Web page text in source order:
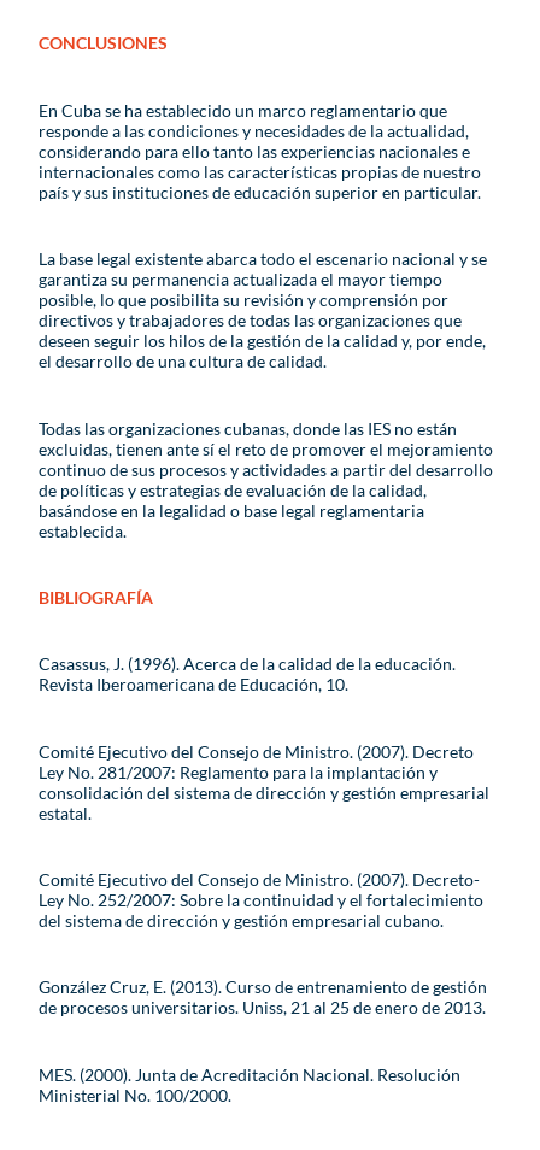
CONCLUSIONES
En Cuba se ha establecido un marco reglamentario que
responde a las condiciones y necesidades de la actualidad,
considerando para ello tanto las experiencias nacionales e
internacionales como las características propias de nuestro
país y sus instituciones de educación superior en particular.
La base legal existente abarca todo el escenario nacional y se
garantiza su permanencia actualizada el mayor tiempo
posible, lo que posibilita su revisión y comprensión por
directivos y trabajadores de todas las organizaciones que
deseen seguir los hilos de la gestión de la calidad y, por ende,
el desarrollo de una cultura de calidad.
Todas las organizaciones cubanas, donde las IES no están
excluidas, tienen ante sí el reto de promover el mejoramiento
continuo de sus procesos y actividades a partir del desarrollo
de políticas y estrategias de evaluación de la calidad,
basándose en la legalidad o base legal reglamentaria
establecida.
BIBLIOGRAFÍA
Casassus, J. (1996). Acerca de la calidad de la educación.
Revista Iberoamericana de Educación, 10.
Comité Ejecutivo del Consejo de Ministro. (2007). Decreto
Ley No. 281/2007: Reglamento para la implantación y
consolidación del sistema de dirección y gestión empresarial
estatal.
Comité Ejecutivo del Consejo de Ministro. (2007). Decreto-
Ley No. 252/2007: Sobre la continuidad y el fortalecimiento
del sistema de dirección y gestión empresarial cubano.
González Cruz, E. (2013). Curso de entrenamiento de gestión
de procesos universitarios. Uniss, 21 al 25 de enero de 2013.
MES. (2000). Junta de Acreditación Nacional. Resolución
Ministerial No. 100/2000.